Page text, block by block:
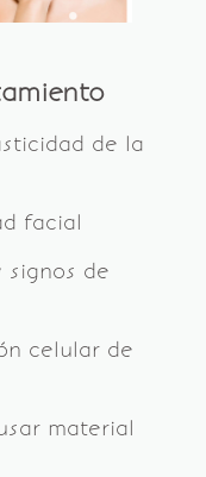
de la
facial
signos de
celular de
material